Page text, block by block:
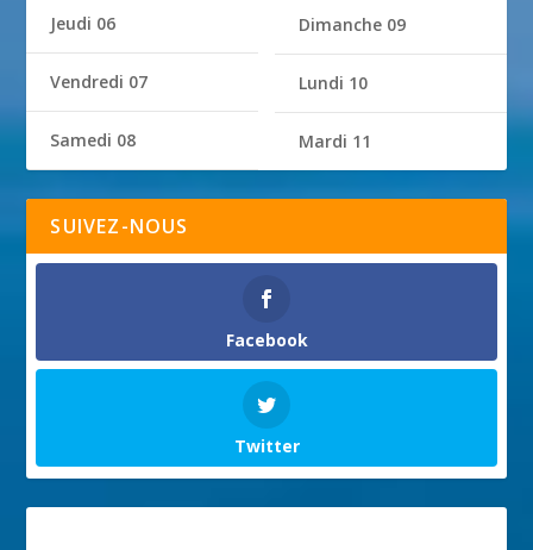
Jeudi 06
Vendredi 07
Samedi 08
Dimanche 09
Lundi 10
Mardi 11
SUIVEZ-NOUS
Facebook
Twitter